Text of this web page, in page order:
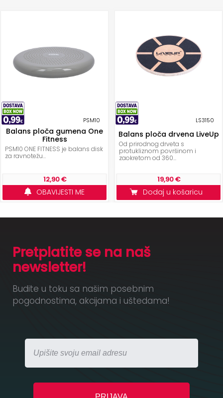
PSM10
Balans ploča gumena One
Fitness
PSM10 ONE FITNESS je balans disk
za ravnotežu...
12,90 €
OBAVIJESTI ME
LS3150
Balans ploča drvena LiveUp
Od prirodnog drveta s
protukliznom površinom i
zaokretom od 360...
19,90 €
Dodaj u košaricu
Pretplatite se na naš
newsletter!
Budite u toku sa našim posebnim
pogodnostima, akcijama i uštedama!